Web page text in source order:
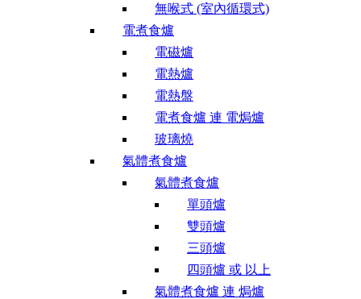
無喉式 (室內循環式)
電煮食爐
電磁爐
電熱爐
電熱盤
電煮食爐 連 電焗爐
玻璃燒
氣體煮食爐
氣體煮食爐
單頭爐
雙頭爐
三頭爐
四頭爐 或 以上
氣體煮食爐 連 焗爐